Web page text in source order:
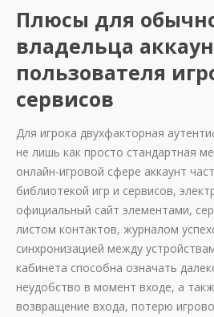
Плюсы для
владельца
пользователя
сервисов
Для игрока двухфакторная
не лишь как просто стандартная
онлайн-игровой сфере аккаунт
библиотекой игр и сервисов,
официальный сайт элементами,
листом контактов, журналом
синхронизацией между
кабинета способна означать
неудобство в момент входе, а
возвращение входа, потерю